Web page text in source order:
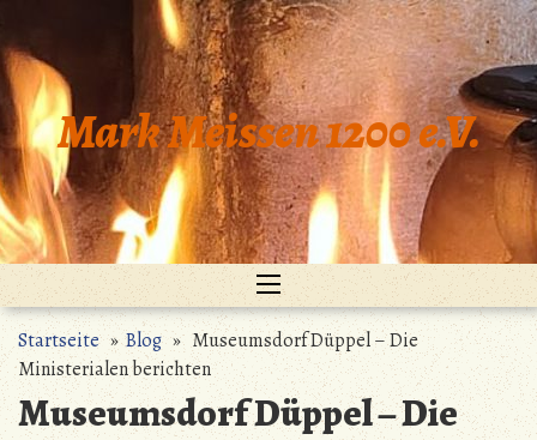
Inhalt
springen
Mark Meissen 1200 e.V.
Startseite»Blog» Museumsdorf Düppel – Die
Ministerialen berichten
Museumsdorf Düppel – Die